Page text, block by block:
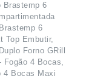
Brastemp 6
6
Top Embutir,
Forno GRill
Fogão 4 Bocas,
4 Bocas Maxi